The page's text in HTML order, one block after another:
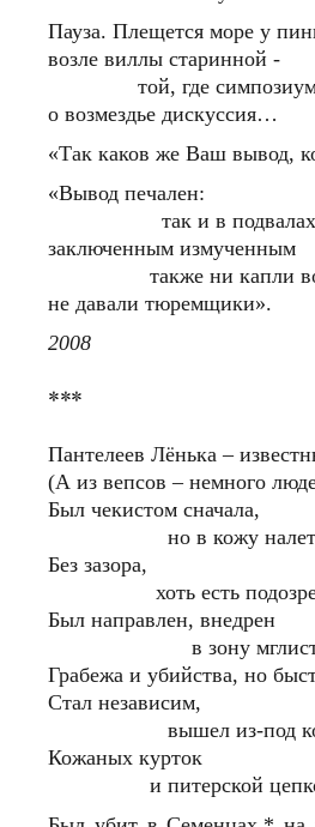
Пауза. Плещется море у
возле виллы старинной -
той, где симпозиум
о возмездье дискуссия…
«Так каков же Ваш вывод,
«Вывод печален:
так и в подвалах
заключенным измученным
также ни капли
не давали тюремщики».
2008
***
Пантелеев Лёнька –
(А из вепсов – немного
Был чекистом сначала,
но в кожу
Без зазора,
хоть есть
Был направлен, внедрен
в зону
Грабежа и убийства, но
Стал независим,
вышел из-под
Кожаных курток
и питерской